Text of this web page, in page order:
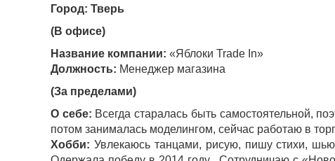
Город: Тверь
(В офисе)
Название компании: «Яблоки Trade In»
Должность: Менеджер магазина
(За пределами)
О себе: Всегда старалась быть самостоятельной,
потом занималась моделингом, сейчас работаю в
Хобби: Увлекаюсь танцами, рисую, пишу стихи,